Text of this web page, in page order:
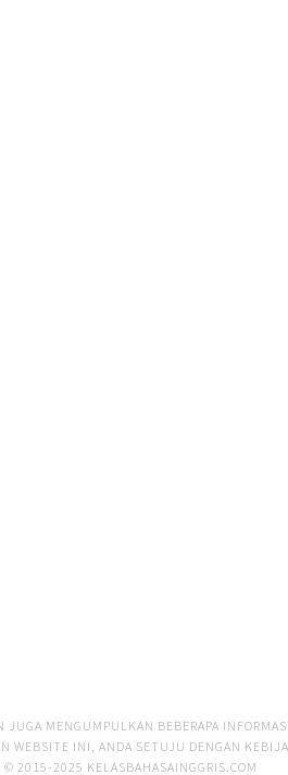
MENGUMPULKAN BEBERAPA
WEBSITE INI, ANDA SETUJU DENGAN
© 2015-2025 KELASBAHASAINGGRIS.COM